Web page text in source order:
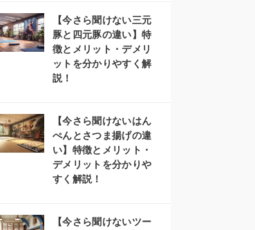
【今さら聞けない三元
豚と四元豚の違い】特
徴とメリット・デメリ
ットを分かりやすく解
説！
【今さら聞けないはん
ぺんとさつま揚げの違
い】特徴とメリット・
デメリットを分かりや
すく解説！
【今さら聞けないツー